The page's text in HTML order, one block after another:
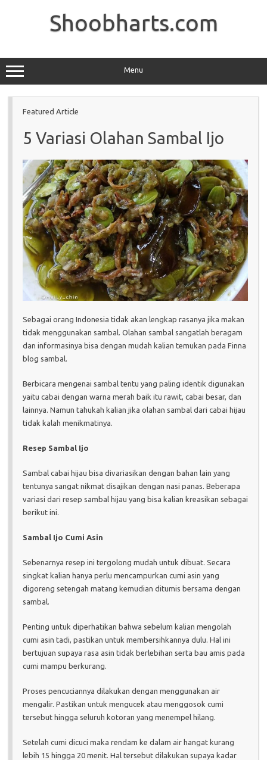
Shoobharts.com
Menu
Featured Article
5 Variasi Olahan Sambal Ijo
Sebagai orang Indonesia tidak akan lengkap rasanya jika makan
tidak menggunakan sambal. Olahan sambal sangatlah beragam
dan informasinya bisa dengan mudah kalian temukan pada Finna
blog sambal.
Berbicara mengenai sambal tentu yang paling identik digunakan
yaitu cabai dengan warna merah baik itu rawit, cabai besar, dan
lainnya. Namun tahukah kalian jika olahan sambal dari cabai hijau
tidak kalah menikmatinya.
Resep Sambal Ijo
Sambal cabai hijau bisa divariasikan dengan bahan lain yang
tentunya sangat nikmat disajikan dengan nasi panas. Beberapa
variasi dari resep sambal hijau yang bisa kalian kreasikan sebagai
berikut ini.
Sambal Ijo Cumi Asin
Sebenarnya resep ini tergolong mudah untuk dibuat. Secara
singkat kalian hanya perlu mencampurkan cumi asin yang
digoreng setengah matang kemudian ditumis bersama dengan
sambal.
Penting untuk diperhatikan bahwa sebelum kalian mengolah
cumi asin tadi, pastikan untuk membersihkannya dulu. Hal ini
bertujuan supaya rasa asin tidak berlebihan serta bau amis pada
cumi mampu berkurang.
Proses pencuciannya dilakukan dengan menggunakan air
mengalir. Pastikan untuk mengucek atau menggosok cumi
tersebut hingga seluruh kotoran yang menempel hilang.
Setelah cumi dicuci maka rendam ke dalam air hangat kurang
lebih 15 hingga 20 menit. Hal tersebut dilakukan supaya kadar